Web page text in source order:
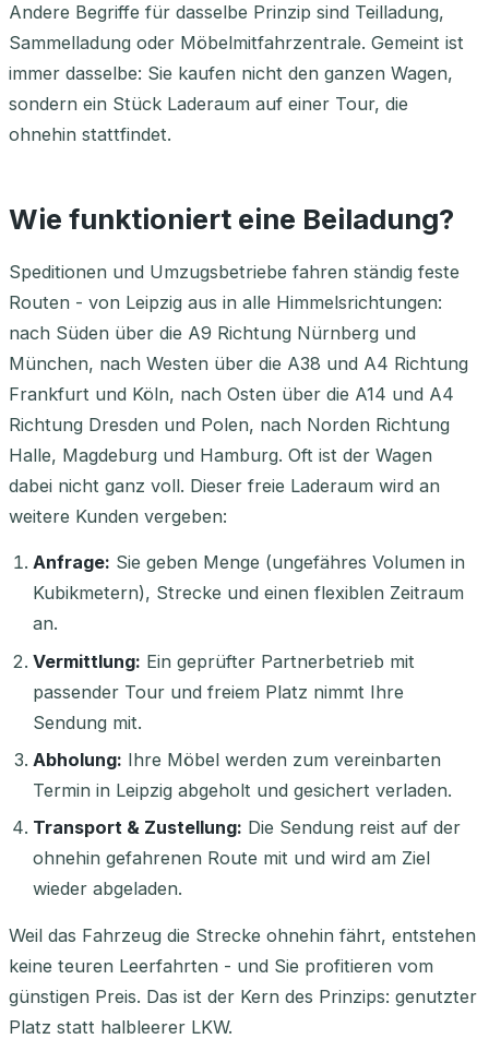
Andere Begriffe für dasselbe Prinzip sind Teilladung,
Sammelladung oder Möbelmitfahrzentrale. Gemeint ist
immer dasselbe: Sie kaufen nicht den ganzen Wagen,
sondern ein Stück Laderaum auf einer Tour, die
ohnehin stattfindet.
Wie funktioniert eine Beiladung?
Speditionen und Umzugsbetriebe fahren ständig feste
Routen - von Leipzig aus in alle Himmelsrichtungen:
nach Süden über die A9 Richtung Nürnberg und
München, nach Westen über die A38 und A4 Richtung
Frankfurt und Köln, nach Osten über die A14 und A4
Richtung Dresden und Polen, nach Norden Richtung
Halle, Magdeburg und Hamburg. Oft ist der Wagen
dabei nicht ganz voll. Dieser freie Laderaum wird an
weitere Kunden vergeben:
Anfrage: Sie geben Menge (ungefähres Volumen in
Kubikmetern), Strecke und einen flexiblen Zeitraum
an.
Vermittlung: Ein geprüfter Partnerbetrieb mit
passender Tour und freiem Platz nimmt Ihre
Sendung mit.
Abholung: Ihre Möbel werden zum vereinbarten
Termin in Leipzig abgeholt und gesichert verladen.
Transport & Zustellung: Die Sendung reist auf der
ohnehin gefahrenen Route mit und wird am Ziel
wieder abgeladen.
Weil das Fahrzeug die Strecke ohnehin fährt, entstehen
keine teuren Leerfahrten - und Sie profitieren vom
günstigen Preis. Das ist der Kern des Prinzips: genutzter
Platz statt halbleerer LKW.